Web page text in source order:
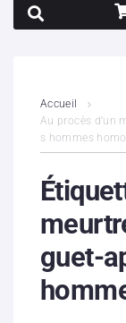
Contenus litigieux
Nous soutenir
Boutique
Partenaires
Accueil
Au procès d’un
s hommes
guet-